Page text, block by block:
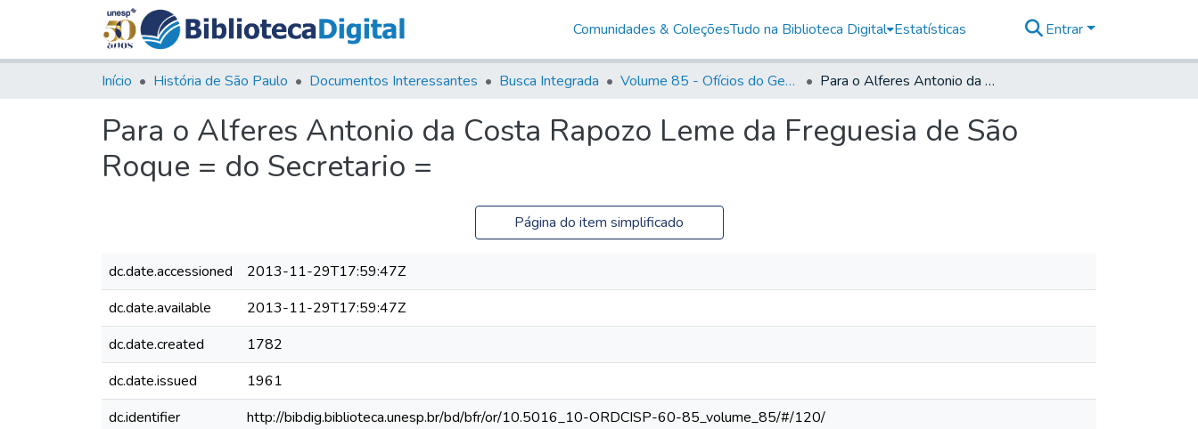
Comunidades & ColeçõesTudo na Biblioteca Digital Estatísticas Entrar
Início História de São Paulo Documentos Interessantes Busca Integrada Volume 85 - Ofícios do General Francisco da Cunha Menezes (Governador da Capitania): 1782- 1786 Para o Alferes Antonio da Costa Rapozo Leme da Freguesia de São Roque = do Secretario =
Para o Alferes Antonio da Costa Rapozo Leme da Freguesia de São
Roque = do Secretario =
Página do item simplificado
dc.date.accessioned
2013-11-29T17:59:47Z
dc.date.available
2013-11-29T17:59:47Z
dc.date.created
1782
dc.date.issued
1961
dc.identifier
http://bibdig.biblioteca.unesp.br/bd/bfr/or/10.5016_10-ORDCISP-60-85_volume_85/#/120/